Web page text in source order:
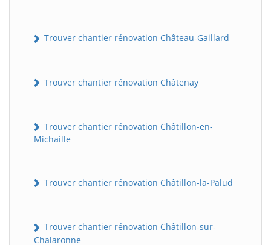
Trouver chantier rénovation Château-Gaillard
Trouver chantier rénovation Châtenay
Trouver chantier rénovation Châtillon-en-
Michaille
Trouver chantier rénovation Châtillon-la-Palud
Trouver chantier rénovation Châtillon-sur-
Chalaronne